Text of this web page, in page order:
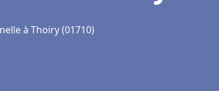
à Thoiry (01710)